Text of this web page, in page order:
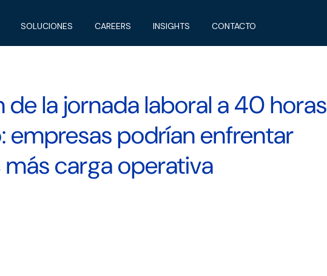
SOLUCIONES CAREERS INSIGHTS CONTACTO
de la jornada laboral a 40 horas
empresas podrían enfrentar
más carga operativa